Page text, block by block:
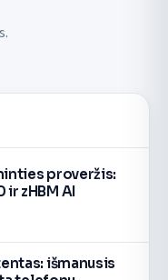
proveržis:
ir zHBM AI
išmanusis